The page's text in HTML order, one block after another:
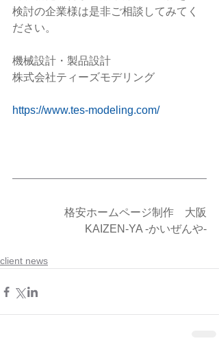
検討の企業様は是非ご相談してみてく
ださい。
機械設計・製品設計
株式会社ティーズモデリング
https://www.tes-modeling.com/
格安ホームページ制作　大阪
KAIZEN-YA -かいぜんや-
client news